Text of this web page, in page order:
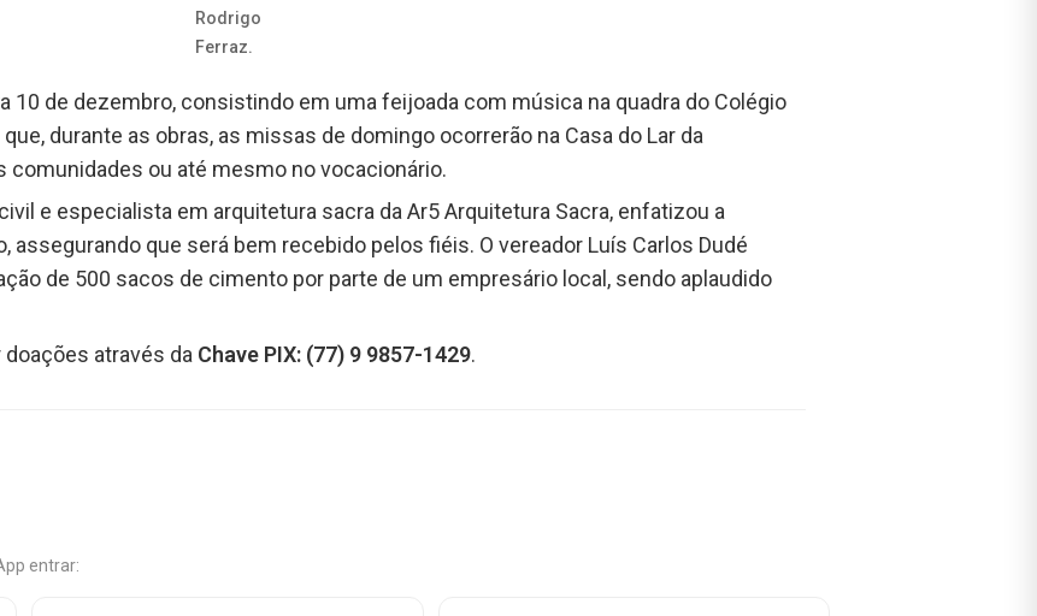
Rodrigo
Ferraz.
10 de dezembro, consistindo em uma feijoada com música na quadra do Colégio
durante as obras, as missas de domingo ocorrerão na Casa do Lar da
comunidades ou até mesmo no vocacionário.
e especialista em arquitetura sacra da Ar5 Arquitetura Sacra, enfatizou a
que será bem recebido pelos fiéis. O vereador Luís Carlos Dudé
de 500 sacos de cimento por parte de um empresário local, sendo aplaudido
através da Chave PIX: (77) 9 9857-1429.
entrar: